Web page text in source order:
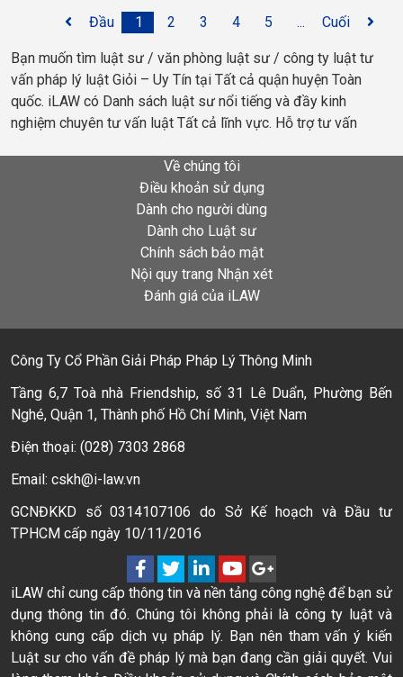
Đầu 1 2 3 4 5 ... Cuối
Bạn muốn tìm luật sư / văn phòng luật sư / công ty luật tư
vấn pháp lý luật Giỏi – Uy Tín tại Tất cả quận huyện Toàn
quốc. iLAW có Danh sách luật sư nổi tiếng và đầy kinh
nghiệm chuyên tư vấn luật Tất cả lĩnh vực. Hỗ trợ tư vấn
Về chúng tôi
Điều khoản sử dụng
Dành cho người dùng
Dành cho Luật sư
Chính sách bảo mật
Nội quy trang Nhận xét
Đánh giá của iLAW
Công Ty Cổ Phần Giải Pháp Pháp Lý Thông Minh
Tầng 6,7 Toà nhà Friendship, số 31 Lê Duẩn, Phường Bến
Nghé, Quận 1, Thành phố Hồ Chí Minh, Việt Nam
Điện thoại: (028) 7303 2868
Email: cskh@i-law.vn
GCNĐKKD số 0314107106 do Sở Kế hoạch và Đầu tư
TPHCM cấp ngày 10/11/2016
iLAW chỉ cung cấp thông tin và nền tảng công nghệ để bạn sử
dụng thông tin đó. Chúng tôi không phải là công ty luật và
không cung cấp dịch vụ pháp lý. Bạn nên tham vấn ý kiến
Luật sư cho vấn đề pháp lý mà bạn đang cần giải quyết. Vui